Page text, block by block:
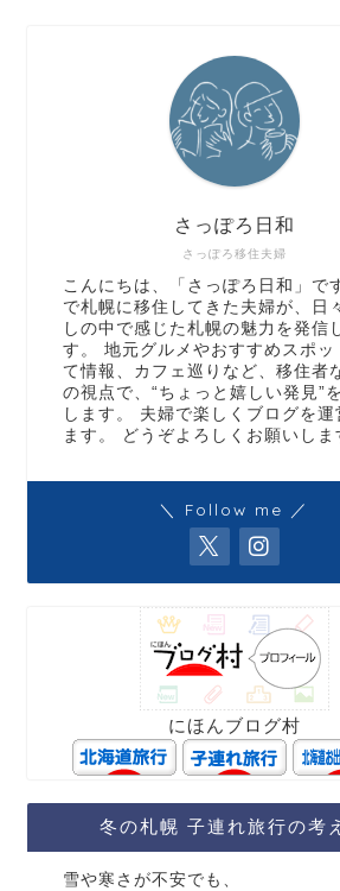
さっぽろ移住夫婦
さっぽろ日和
こんにちは、「さっぽろ日和」で
で札幌に移住してきた夫婦が、日
しの中で感じた札幌の魅力を発信
す。 地元グルメやおすすめスポッ
て情報、カフェ巡りなど、移住者
の視点で、“ちょっと嬉しい発見”
します。 夫婦で楽しくブログを運
ます。 どうぞよろしくお願いしま
＼ Follow me ／
にほんブログ村
冬の札幌 子連れ旅行の考
雪や寒さが不安でも、